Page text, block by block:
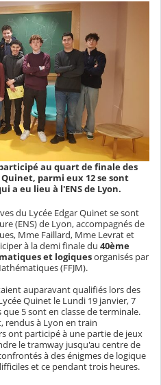
au quart de finale des
parmi eux 12 se sont
a eu lieu à l'ENS de Lyon.
du Lycée Edgar Quinet se sont
(ENS) de Lyon, accompagnés de
Mme Faillard, Mme Levrat et
à la demi finale du 40ème
et logiquesorganisés par
(FFJM).
auparavant qualifiés lors des
Quinet le Lundi 19 janvier, 7
5 sont en classe de terminale.
rendus à Lyon en train
ont participé à une partie de jeux
le tramway jusqu'au centre de
à des énigmes de logique
et ce pendant trois heures.